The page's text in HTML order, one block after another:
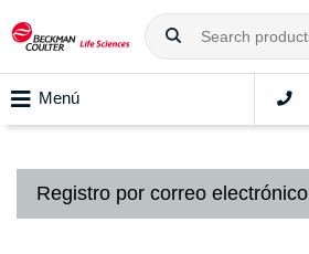
Menú
Registro por correo electrónico